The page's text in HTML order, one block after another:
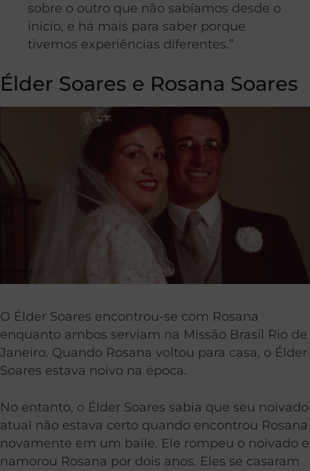
sobre o outro que não sabíamos desde o
início, e há mais para saber porque
tivemos experiências diferentes.”
Élder Soares e Rosana Soares
O Élder Soares encontrou-se com Rosana
enquanto ambos serviam na Missão Brasil Rio de
Janeiro. Quando Rosana voltou para casa, o Élder
Soares estava noivo na época.
No entanto, o Élder Soares sabia que seu noivado
atual não estava certo quando encontrou Rosana
novamente em um baile. Ele rompeu o noivado e
namorou Rosana por dois anos. Eles se casaram